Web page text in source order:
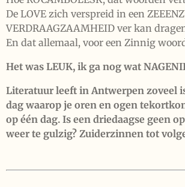
De LOVE zich verspreid in een
VERDRAAGZAAMHEID ver kan
En dat allemaal, voor een Zinnig
Het was LEUK, ik ga nog wat
Literatuur leeft in Antwerpen zoveel
dag waarop je oren en ogen
op één dag. Is een driedaagse geen
weer te gulzig? Zuiderzinnen tot